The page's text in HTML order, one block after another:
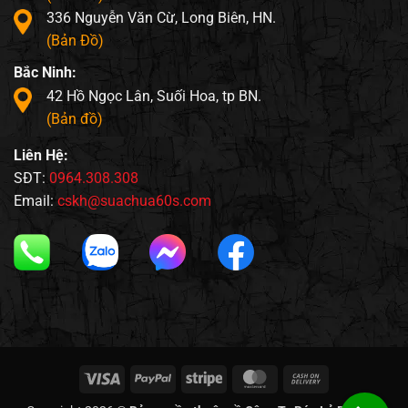
336 Nguyễn Văn Cừ, Long Biên, HN.
(Bản Đồ)
Bắc Ninh:
42 Hồ Ngọc Lân, Suối Hoa, tp BN.
(Bản đồ)
Liên Hệ:
SĐT: 0964.308.308
Email: cskh@suachua60s.com
Visa PayPal Stripe MasterCard